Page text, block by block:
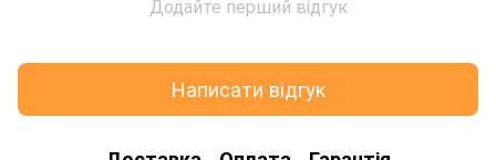
Додайте перший відгук
Написати відгук